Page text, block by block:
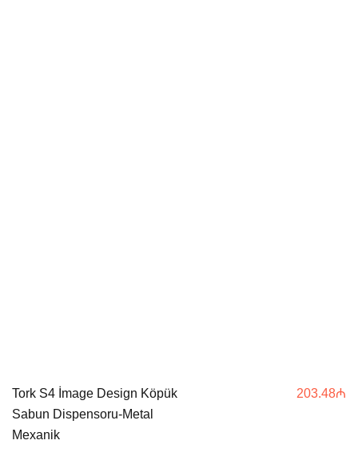
Tork S4 İmage Design Köpük
Sabun Dispensoru-Metal
Mexanik
203.48₼